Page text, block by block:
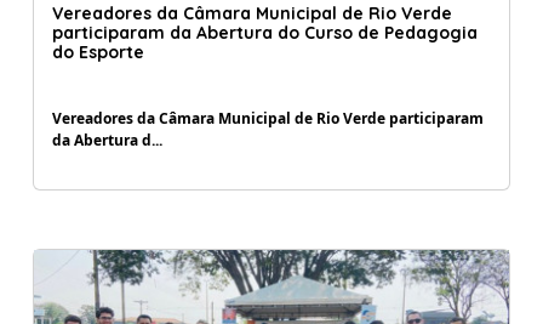
Vereadores da Câmara Municipal de Rio Verde
participaram da Abertura do Curso de Pedagogia
do Esporte
Vereadores da Câmara Municipal de Rio Verde participaram
da Abertura d...